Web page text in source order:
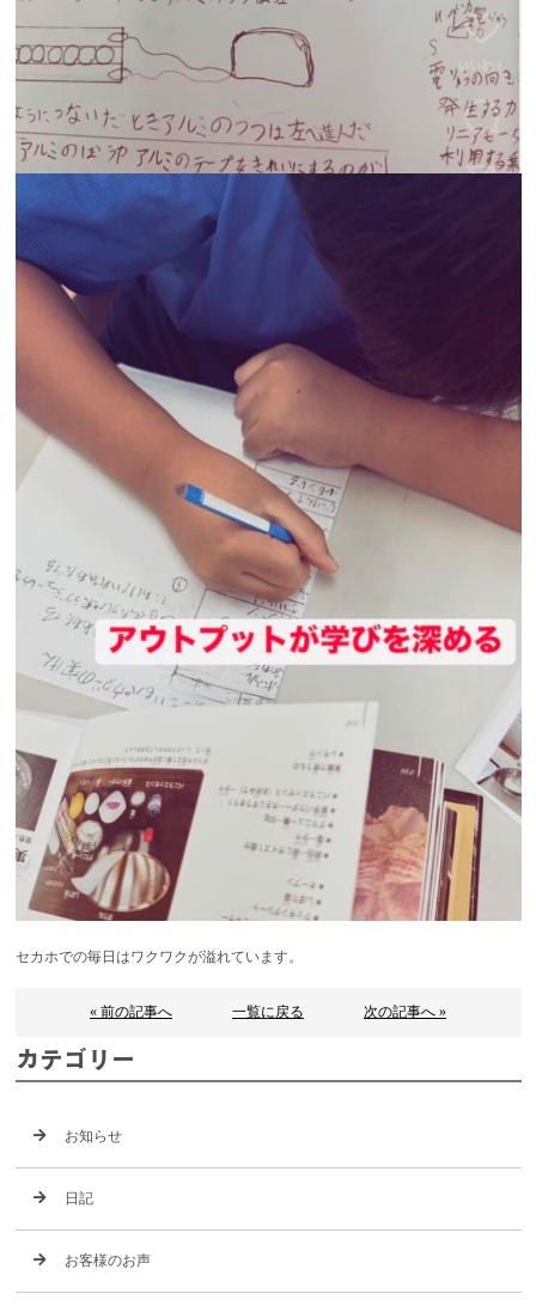
セカホでの毎日はワクワクが溢れています。
« 前の記事へ 一覧に戻る 次の記事へ »
カテゴリー
お知らせ
日記
お客様のお声